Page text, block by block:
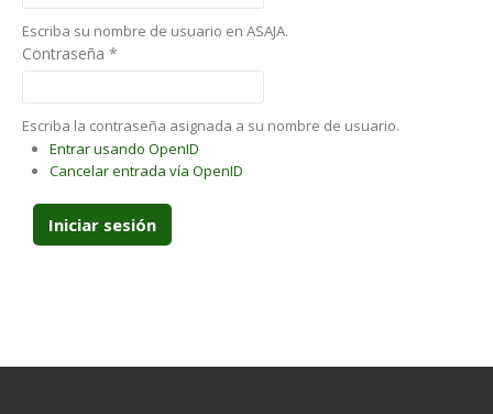
Escriba su nombre de usuario en ASAJA.
Contraseña *
Escriba la contraseña asignada a su nombre de usuario.
Entrar usando OpenID
Cancelar entrada vía OpenID